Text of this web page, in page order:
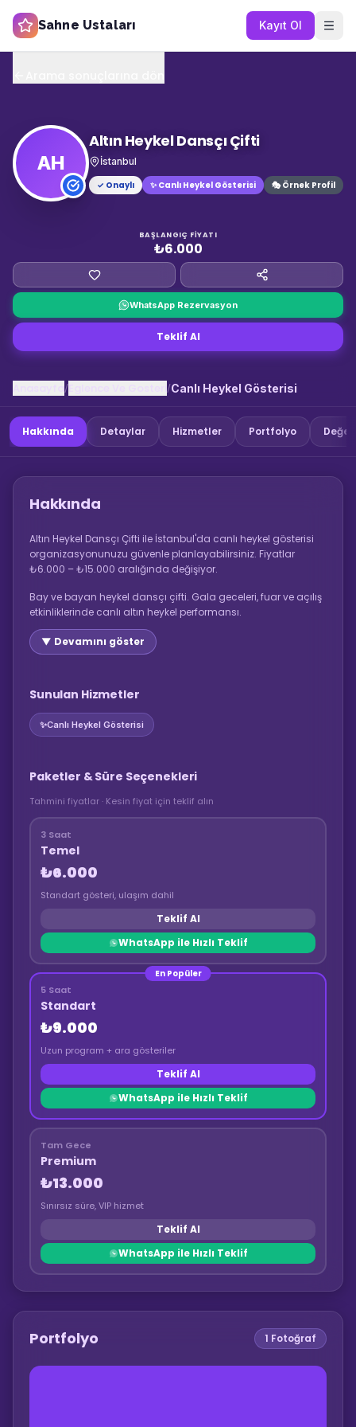
Sahne Ustaları Kayıt Ol
AH
Altın Heykel Dansçı Çifti
İstanbul
✓ Onaylı
✨ Canlı Heykel Gösterisi 🎭 Örnek Profil
BAŞLANGIÇ FIYATI
₺6.000
WhatsApp Rezervasyon
Teklif Al
/ /Canlı Heykel Gösterisi
Hakkında Detaylar Hizmetler Portfolyo
Hakkında
Altın Heykel Dansçı Çifti ile İstanbul'da canlı heykel gösterisi
organizasyonunuzu güvenle planlayabilirsiniz. Fiyatlar
₺6.000 – ₺15.000 aralığında değişiyor.
Bay ve bayan heykel dansçı çifti. Gala geceleri, fuar ve açılış
etkinliklerinde canlı altın heykel performansı.
▼ Devamını göster
Sunulan Hizmetler
✨Canlı Heykel Gösterisi
Paketler & Süre Seçenekleri
Tahmini fiyatlar · Kesin fiyat için teklif alın
3 Saat
Temel
₺6.000
Standart gösteri, ulaşım dahil
Teklif Al
WhatsApp ile Hızlı Teklif
En Popüler
5 Saat
Standart
₺9.000
Uzun program + ara gösteriler
Teklif Al
WhatsApp ile Hızlı Teklif
Tam Gece
Premium
₺13.000
Sınırsız süre, VIP hizmet
Teklif Al
WhatsApp ile Hızlı Teklif
Portfolyo 1 Fotoğraf